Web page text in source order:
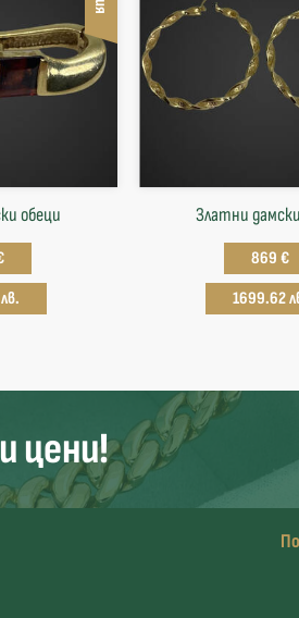
обеци Златни
869 €
1699.62
цени!